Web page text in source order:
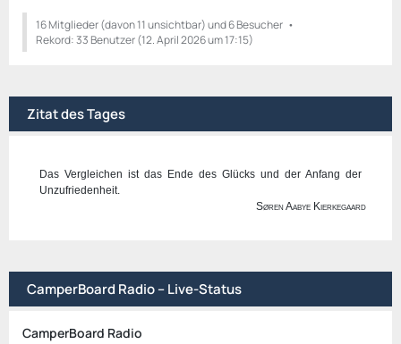
g
e
16 Mitglieder (davon 11 unsichtbar) und 6 Besucher
Rekord: 33 Benutzer (12. April 2026 um 17:15)
Zitat des Tages
Das Vergleichen ist das Ende des Glücks und der Anfang der
Unzufriedenheit.
Søren Aabye Kierkegaard
CamperBoard Radio – Live-Status
CamperBoard Radio